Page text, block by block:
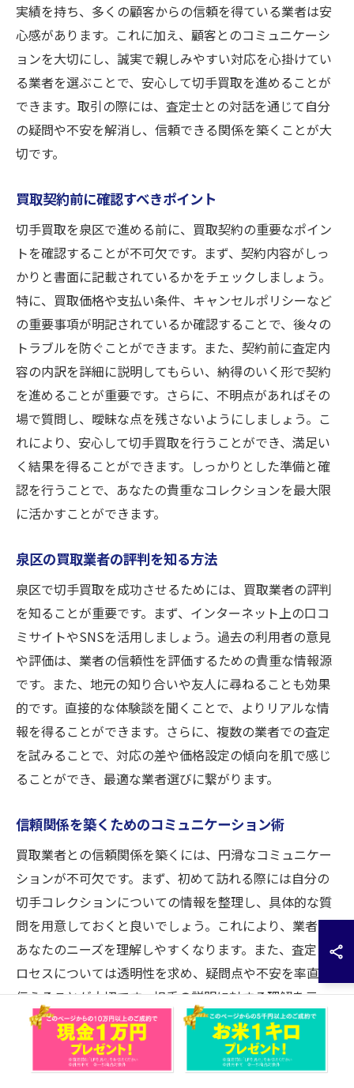
実績を持ち、多くの顧客からの信頼を得ている業者は安
心感があります。これに加え、顧客とのコミュニケーシ
ョンを大切にし、誠実で親しみやすい対応を心掛けてい
る業者を選ぶことで、安心して切手買取を進めることが
できます。取引の際には、査定士との対話を通じて自分
の疑問や不安を解消し、信頼できる関係を築くことが大
切です。
買取契約前に確認すべきポイント
切手買取を泉区で進める前に、買取契約の重要なポイン
トを確認することが不可欠です。まず、契約内容がしっ
かりと書面に記載されているかをチェックしましょう。
特に、買取価格や支払い条件、キャンセルポリシーなど
の重要事項が明記されているか確認することで、後々の
トラブルを防ぐことができます。また、契約前に査定内
容の内訳を詳細に説明してもらい、納得のいく形で契約
を進めることが重要です。さらに、不明点があればその
場で質問し、曖昧な点を残さないようにしましょう。こ
れにより、安心して切手買取を行うことができ、満足い
く結果を得ることができます。しっかりとした準備と確
認を行うことで、あなたの貴重なコレクションを最大限
に活かすことができます。
泉区の買取業者の評判を知る方法
泉区で切手買取を成功させるためには、買取業者の評判
を知ることが重要です。まず、インターネット上の口コ
ミサイトやSNSを活用しましょう。過去の利用者の意見
や評価は、業者の信頼性を評価するための貴重な情報源
です。また、地元の知り合いや友人に尋ねることも効果
的です。直接的な体験談を聞くことで、よりリアルな情
報を得ることができます。さらに、複数の業者での査定
を試みることで、対応の差や価格設定の傾向を肌で感じ
ることができ、最適な業者選びに繋がります。
信頼関係を築くためのコミュニケーション術
買取業者との信頼関係を築くには、円滑なコミュニケー
ションが不可欠です。まず、初めて訪れる際には自分の
切手コレクションについての情報を整理し、具体的な質
問を用意しておくと良いでしょう。これにより、業者は
あなたのニーズを理解しやすくなります。また、査定プ
ロセスについては透明性を求め、疑問点や不安を率直に
伝えることが大切です。相手の説明に対する理解を示
し、誠実な態度を保つことで、業者との信頼関係が深ま
り、長期的な取引パートナーとしての関係を築くことが
可能となります。